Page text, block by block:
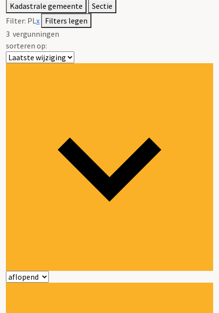
Kadastrale gemeente
Sectie
Filter: PLx Filters legen
3 vergunningen
sorteren op: